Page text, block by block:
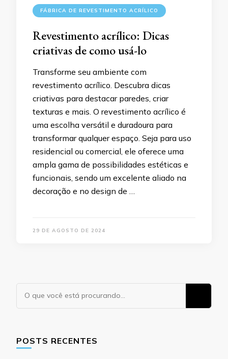
FÁBRICA DE REVESTIMENTO ACRÍLICO
Revestimento acrílico: Dicas
criativas de como usá-lo
Transforme seu ambiente com
revestimento acrílico. Descubra dicas
criativas para destacar paredes, criar
texturas e mais. O revestimento acrílico é
uma escolha versátil e duradoura para
transformar qualquer espaço. Seja para uso
residencial ou comercial, ele oferece uma
ampla gama de possibilidades estéticas e
funcionais, sendo um excelente aliado na
decoração e no design de …
29 DE AGOSTO DE 2024
Procurando
algo?
POSTS RECENTES